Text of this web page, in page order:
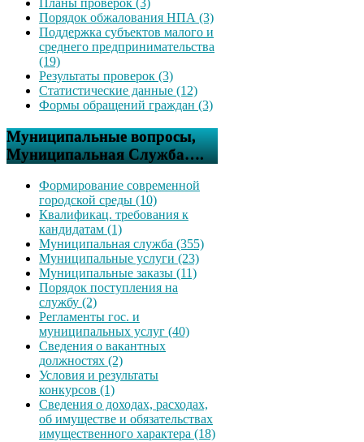
Порядок обжалования НПА (3)
Поддержка субъектов малого и
среднего предпринимательства
(19)
Результаты проверок (3)
Статистические данные (12)
Формы обращений граждан (3)
Муниципальные вопросы,
Муниципальная Служба….
Формирование современной
городской среды (10)
Квалификац. требования к
кандидатам (1)
Муниципальная служба (355)
Муниципальные услуги (23)
Муниципальные заказы (11)
Порядок поступления на
службу (2)
Регламенты гос. и
муниципальных услуг (40)
Сведения о вакантных
должностях (2)
Условия и результаты
конкурсов (1)
Сведения о доходах, расходах,
об имуществе и обязательствах
имущественного характера (18)